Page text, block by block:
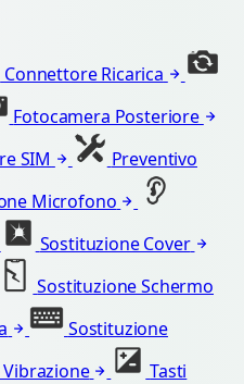
Connettore Ricarica
Fotocamera Posteriore
SIM
Preventivo
Microfono
Sostituzione Cover
Sostituzione Schermo
Sostituzione
Tasti